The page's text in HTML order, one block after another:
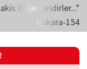
Onlar diridirler..."
Bakara-154